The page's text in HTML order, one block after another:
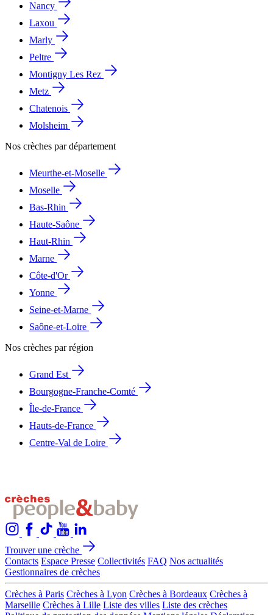
Nancy
Laxou
Marly
Peltre
Montigny Les Rez
Metz
Chatenois
Molsheim
Nos crèches par département
Meurthe-et-Moselle
Moselle
Bas-Rhin
Haute-Saône
Haut-Rhin
Marne
Côte-d'Or
Yonne
Seine-et-Marne
Saône-et-Loire
Nos crèches par région
Grand Est
Bourgogne-Franche-Comté
Île-de-France
Hauts-de-France
Centre-Val de Loire
Trouver une crèche
Contacts Espace Presse Collectivités FAQ Nos actualités
Gestionnaires de crèches
Crèches à Paris Crèches à Lyon Crèches à Bordeaux Crèches à
Marseille Crèches à Lille Liste des villes Liste des crèches